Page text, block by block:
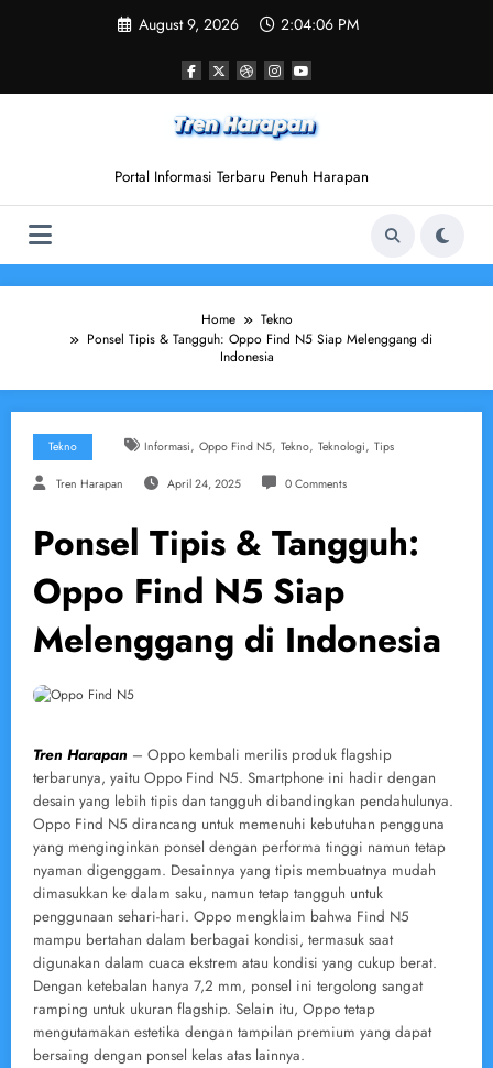
August 9, 2026 2:04:07 PM
Portal Informasi Terbaru Penuh Harapan
Home
Tekno
Ponsel Tipis & Tangguh: Oppo Find N5 Siap Melenggang di
Indonesia
Tekno Informasi, Oppo Find N5, Tekno, Teknologi, Tips
Tren Harapan April 24, 2025 0 Comments
Ponsel Tipis & Tangguh:
Oppo Find N5 Siap
Melenggang di Indonesia
Tren Harapan – Oppo kembali merilis produk flagship
terbarunya, yaitu Oppo Find N5. Smartphone ini hadir dengan
desain yang lebih tipis dan tangguh dibandingkan pendahulunya.
Oppo Find N5 dirancang untuk memenuhi kebutuhan pengguna
yang menginginkan ponsel dengan performa tinggi namun tetap
nyaman digenggam. Desainnya yang tipis membuatnya mudah
dimasukkan ke dalam saku, namun tetap tangguh untuk
penggunaan sehari-hari. Oppo mengklaim bahwa Find N5
mampu bertahan dalam berbagai kondisi, termasuk saat
digunakan dalam cuaca ekstrem atau kondisi yang cukup berat.
Dengan ketebalan hanya 7,2 mm, ponsel ini tergolong sangat
ramping untuk ukuran flagship. Selain itu, Oppo tetap
mengutamakan estetika dengan tampilan premium yang dapat
bersaing dengan ponsel kelas atas lainnya.